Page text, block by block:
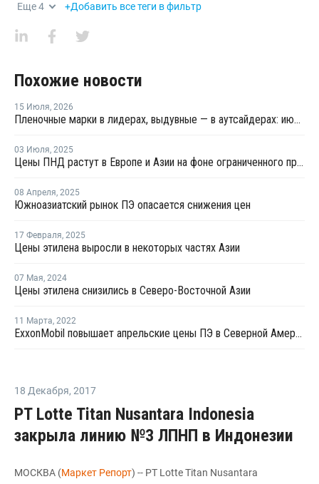
Еще4 +Добавить все теги в фильтр
Похожие новости
15 Июля, 2026
Пленочные марки в лидерах, выдувные — в аутсайдерах: июльские цены на полиэтилен на ключевых рынках Азии
03 Июля, 2025
Цены ПНД растут в Европе и Азии на фоне ограниченного предложения и роста стоимости сырья
08 Апреля, 2025
Южноазиатский рынок ПЭ опасается снижения цен
17 Февраля, 2025
Цены этилена выросли в некоторых частях Азии
07 Мая, 2024
Цены этилена снизились в Северо-Восточной Азии
11 Марта, 2022
ExxonMobil повышает апрельские цены ПЭ в Северной Америке
18 Декабря, 2017
PT Lotte Titan Nusantara Indonesia
закрыла линию №3 ЛПНП в Индонезии
МОСКВА (Маркет Репорт) -- PT Lotte Titan Nusantara